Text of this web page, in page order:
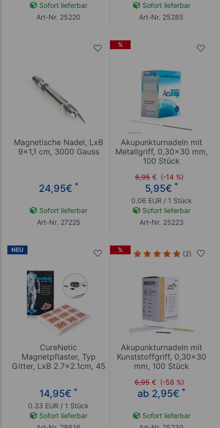
Sofort lieferbar
Art-Nr. 25220
Sofort lieferbar
Art-Nr. 25285
Magnetische Nadel, LxB
9x1,1 cm, 3000 Gauss
24,95€ *
Sofort lieferbar
Art-Nr. 27225
%
Akupunkturnadeln mit
Metallgriff, 0,30x30 mm,
100 Stück
6,95 € (-14 %)
5,95€ *
0.06 EUR / 1 Stück
Sofort lieferbar
Art-Nr. 25223
NEU
CureNetic
Magnetpflaster, Typ
Gitter, LxB 2.7x2.1cm, 45
14,95€ *
0.33 EUR / 1 Stück
Sofort lieferbar
% (2)
Akupunkturnadeln mit
Kunststoffgriff, 0,30x30
mm, 100 Stück
6,95 € (-58 %)
ab 2,95€ *
Sofort lieferbar